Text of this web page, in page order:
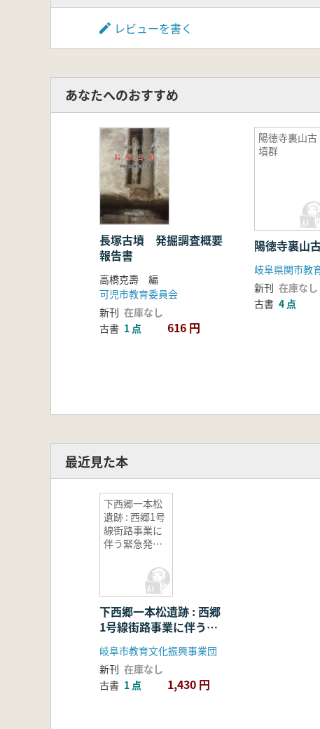
レビューを書く
あなたへのおすすめ
長塚古墳 発掘調査概要
報告書
高橋克壽 編
可児市教育委員会
新刊 在庫なし
古書 1 点 616 円
陽徳寺裏山古
墳群
陽徳寺裏山
岐阜県関市教
新刊 在庫なし
古書 4 点
最近見た本
下西郷一本松
遺跡 : 西郷1号
線街路事業に
伴う緊急発掘
下西郷一本松遺跡 : 西郷
1号線街路事業に伴う緊
急発掘調査
岐阜市教育文化振興事業団
新刊 在庫なし
古書 1 点 1,430 円